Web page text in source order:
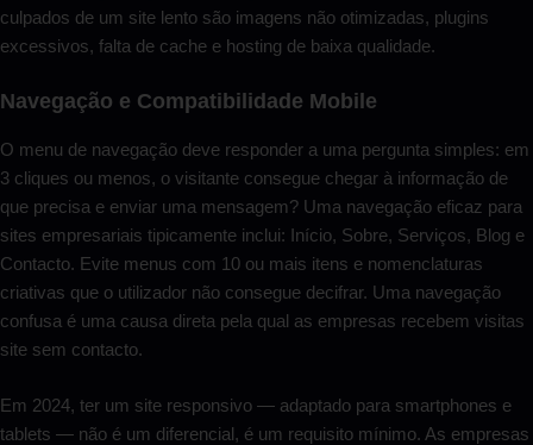
culpados de um site lento são imagens não otimizadas, plugins
excessivos, falta de cache e hosting de baixa qualidade.
Navegação e Compatibilidade Mobile
O menu de navegação deve responder a uma pergunta simples: em
3 cliques ou menos, o visitante consegue chegar à informação de
que precisa e enviar uma mensagem? Uma navegação eficaz para
sites empresariais tipicamente inclui: Início, Sobre, Serviços, Blog e
Contacto. Evite menus com 10 ou mais itens e nomenclaturas
criativas que o utilizador não consegue decifrar. Uma navegação
confusa é uma causa direta pela qual as empresas recebem visitas
site sem contacto.
Em 2024, ter um site responsivo — adaptado para smartphones e
tablets — não é um diferencial, é um requisito mínimo. As empresas